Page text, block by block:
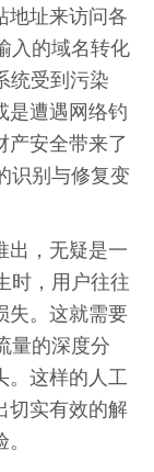
地址来访问各
入的域名转化
统受到污染
是遭遇网络钓
产安全带来了
识别与修复变
出，无疑是一
时，用户往往
失。这就需要
量的深度分
。这样的人工
切实有效的解